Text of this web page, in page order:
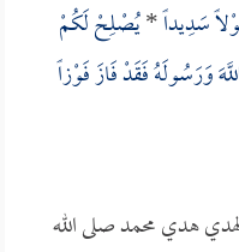
سَدِيداً*يُصْلِحْ لَكُمْ
وَرَسُولَهُ فَقَدْ فَازَ فَوْزاً
هدي محمد صلى الله